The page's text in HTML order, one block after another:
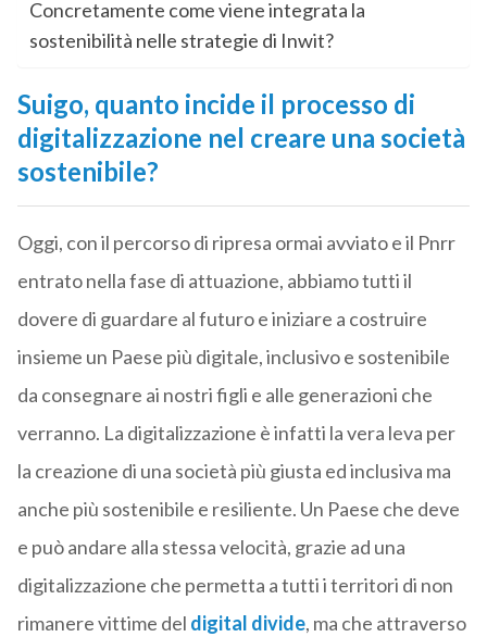
Concretamente come viene integrata la
sostenibilità nelle strategie di Inwit?
Suigo, quanto incide il processo di
digitalizzazione nel creare una società
sostenibile?
Oggi, con il percorso di ripresa ormai avviato e il Pnrr
entrato nella fase di attuazione, abbiamo tutti il
dovere di guardare al futuro e iniziare a costruire
insieme un Paese più digitale, inclusivo e sostenibile
da consegnare ai nostri figli e alle generazioni che
verranno. La digitalizzazione è infatti la vera leva per
la creazione di una società più giusta ed inclusiva ma
anche più sostenibile e resiliente. Un Paese che deve
e può andare alla stessa velocità, grazie ad una
digitalizzazione che permetta a tutti i territori di non
rimanere vittime del digital divide, ma che attraverso